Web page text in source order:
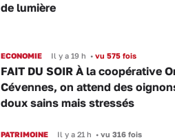
de lumière
ECONOMIE Il y a 19 h •vu 575 fois
FAIT DU SOIR À la coopérative
Cévennes, on attend des
doux sains mais stressés
PATRIMOINE Il y a 21 h •vu 316 fois